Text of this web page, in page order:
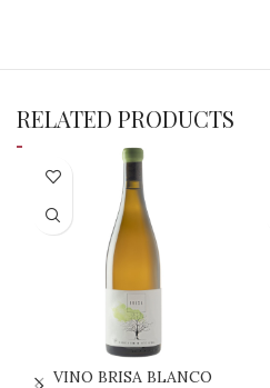
RELATED PRODUCTS
VINO BRISA BLANCO